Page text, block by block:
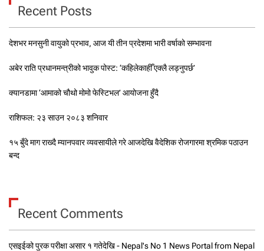
Recent Posts
देशभर मनसुनी वायुको प्रभाव, आज यी तीन प्रदेशमा भारी वर्षाको सम्भावना
अबेर राति प्रधानमन्त्रीको भावुक पोस्ट: ‘कहिलेकाहीँ एक्लै लड्नुपर्छ’
क्यानडामा ‘आमाको चौथो मोमो फेस्टिभल’ आयोजना हुँदै
राशिफल: २३ साउन २०८३ शनिवार
१५ बुँदे माग राख्दै म्यानपवार व्यवसायीले गरे आजदेखि वैदेशिक रोजगारमा श्रमिक पठाउन
बन्द
Recent Comments
एसइईको पुरक परीक्षा असार १ गतेदेखि - Nepal's No 1 News Portal from Nepal